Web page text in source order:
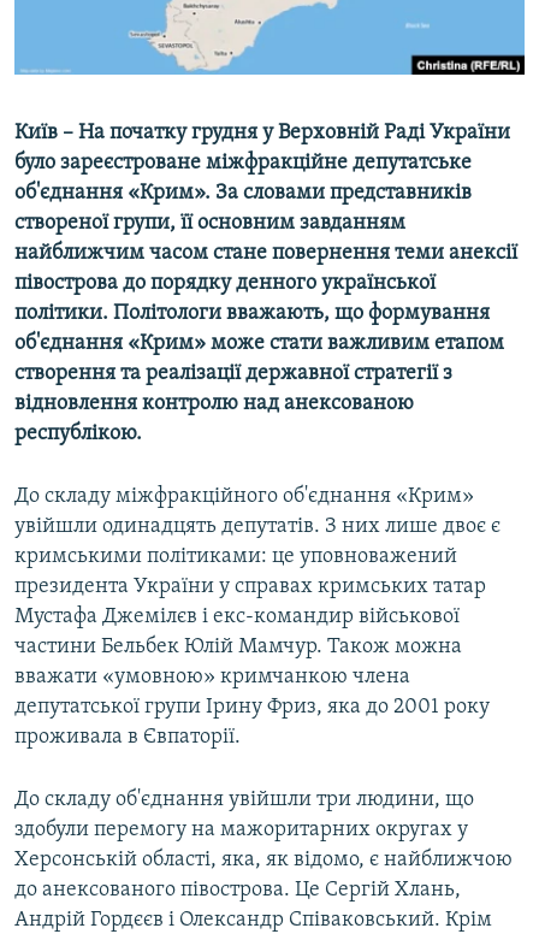
Усі сайти RFE/RL
Київ – На початку грудня у Верховній Раді України
було зареєстроване міжфракційне депутатське
об'єднання «Крим». За словами представників
створеної групи, її основним завданням
найближчим часом стане повернення теми анексії
півострова до порядку денного української
політики. Політологи вважають, що формування
об'єднання «Крим» може стати важливим етапом
створення та реалізації державної стратегії з
відновлення контролю над анексованою
республікою.
До складу міжфракційного об'єднання «Крим»
увійшли одинадцять депутатів. З них лише двоє є
кримськими політиками: це уповноважений
президента України у справах кримських татар
Мустафа Джемілєв і екс-командир військової
частини Бельбек Юлій Мамчур. Також можна
вважати «умовною» кримчанкою члена
депутатської групи Ірину Фриз, яка до 2001 року
проживала в Євпаторії.
До складу об'єднання увійшли три людини, що
здобули перемогу на мажоритарних округах у
Херсонській області, яка, як відомо, є найближчою
до анексованого півострова. Це Сергій Хлань,
Андрій Гордєєв і Олександр Співаковський. Крім